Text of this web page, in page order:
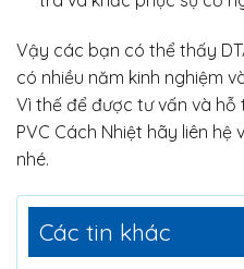
Vậy các bạn có thể thấy
có nhiều năm kinh nghiệm
Vì thế để được tư vấn và
PVC Cách Nhiệt hãy liên hệ
nhé.
Các tin khác